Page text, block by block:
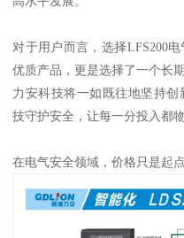
对于用户而言，选择LFS200
优质产品，更是选择了一个长
力安科技将一如既往地坚持
技守护安全，让每一分投入都物
在电气安全领域，价格只是起